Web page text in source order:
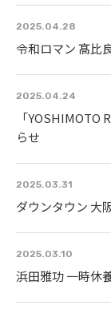
2025.04.28
令和ロマン 髙比
2025.04.24
「YOSHIMOTO
らせ
2025.03.31
ダウンタウン 大
2025.03.10
浜田雅功 一時休